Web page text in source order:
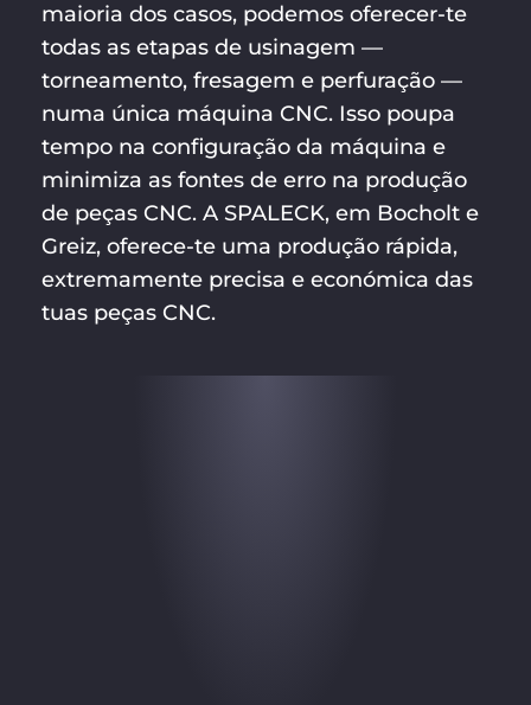
maioria dos casos, podemos oferecer-te
todas as etapas de usinagem —
torneamento, fresagem e perfuração —
numa única máquina CNC. Isso poupa
tempo na configuração da máquina e
minimiza as fontes de erro na produção
de peças CNC. A SPALECK, em Bocholt e
Greiz, oferece-te uma produção rápida,
extremamente precisa e económica das
tuas peças CNC.